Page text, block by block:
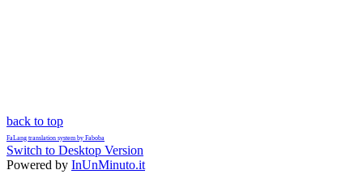
back to top
FaLang translation system by Faboba
Switch to Desktop Version
Powered by InUnMinuto.it